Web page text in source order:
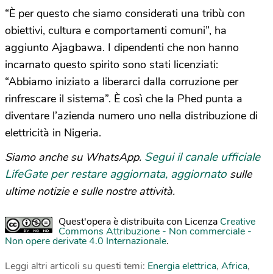
“È per questo che siamo considerati una tribù con
obiettivi, cultura e comportamenti comuni”, ha
aggiunto Ajagbawa. I dipendenti che non hanno
incarnato questo spirito sono stati licenziati:
“Abbiamo iniziato a liberarci dalla corruzione per
rinfrescare il sistema”. È così che la Phed punta a
diventare l’azienda numero uno nella distribuzione di
elettricità in Nigeria.
Siamo anche su WhatsApp. Segui il canale ufficiale
LifeGate per restare aggiornata, aggiornato sulle
ultime notizie e sulle nostre attività.
Quest'opera è distribuita con Licenza Creative
Commons Attribuzione - Non commerciale -
Non opere derivate 4.0 Internazionale.
Leggi altri articoli su questi temi: Energia elettrica, Africa,